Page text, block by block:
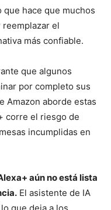
que hace que muchos
el
más confiable.
que algunos
por completo sus
Amazon aborde estas
corre el riesgo de
incumplidas en
aún no está lista
El asistente de IA